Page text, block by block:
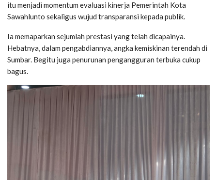
itu menjadi momentum evaluasi kinerja Pemerintah Kota
Sawahlunto sekaligus wujud transparansi kepada publik.
Ia memaparkan sejumlah prestasi yang telah dicapainya.
Hebatnya, dalam pengabdiannya, angka kemiskinan terendah di
Sumbar. Begitu juga penurunan pengangguran terbuka cukup
bagus.